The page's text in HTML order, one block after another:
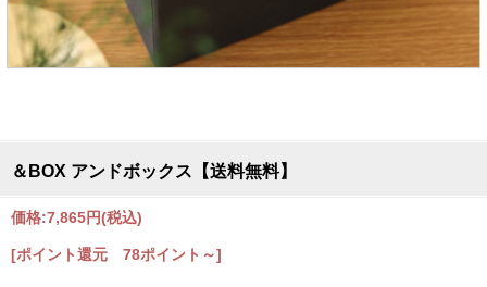
＆BOX アンドボックス【送料無料】
価格:7,865円(税込)
[ポイント還元 78ポイント～]